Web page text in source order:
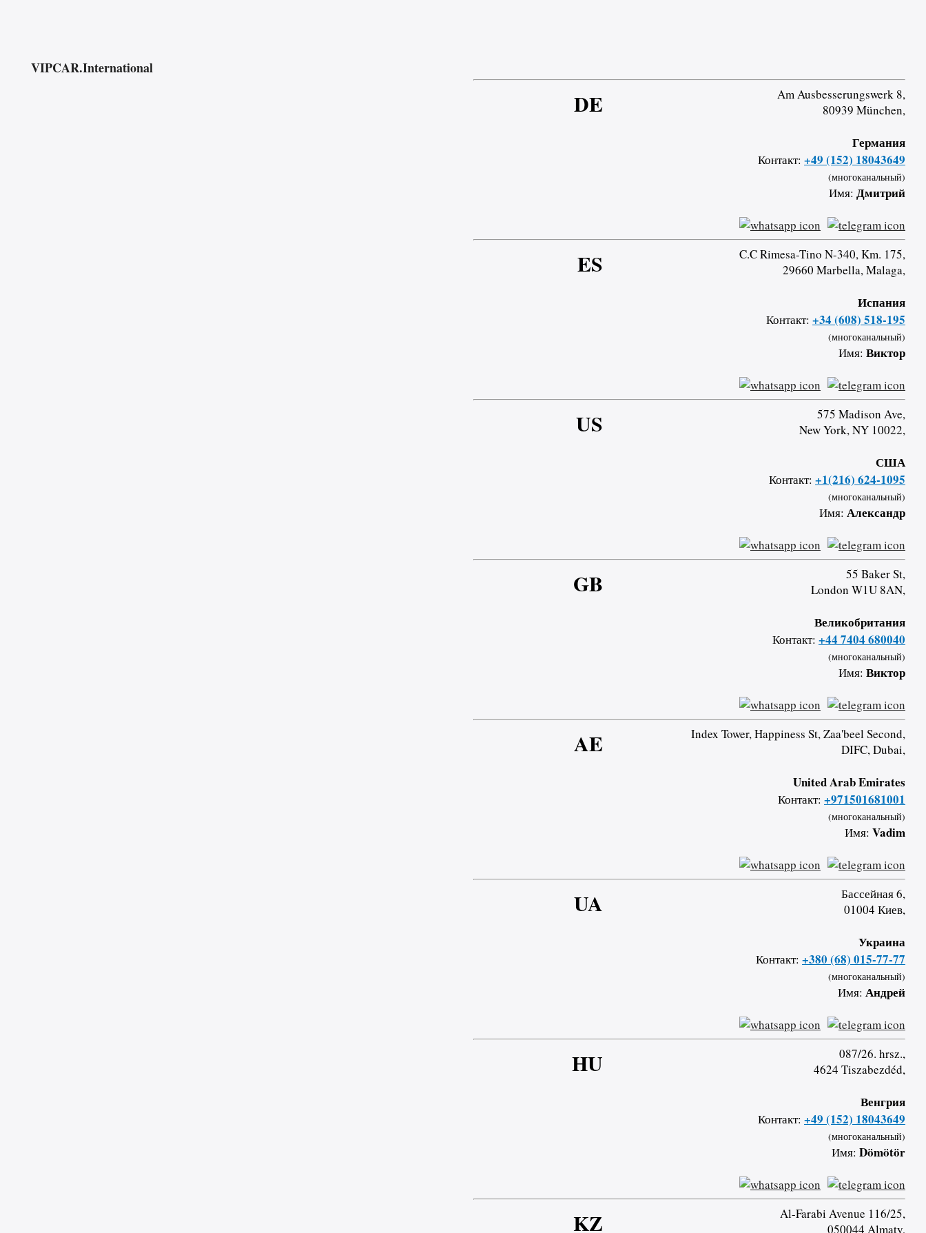
VIPCAR.International
DE
Am Ausbesserungswerk 8,
80939 München,
Германия
Контакт: +49 (152) 18043649
(многоканальный)
Имя: Дмитрий
ES
C.C Rimesa-Tino N-340, Km. 175,
29660 Marbella, Malaga,
Испания
Контакт: +34 (608) 518-195
(многоканальный)
Имя: Виктор
US
575 Madison Ave,
New York, NY 10022,
США
Контакт: +1(216) 624-1095
(многоканальный)
Имя: Александр
GB
55 Baker St,
London W1U 8AN,
Великобритания
Контакт: +44 7404 680040
(многоканальный)
Имя: Виктор
AE
Index Tower, Happiness St, Zaa'beel Second,
DIFC, Dubai,
United Arab Emirates
Контакт: +971501681001
(многоканальный)
Имя: Vadim
UA
Бассейная 6,
01004 Киев,
Украина
Контакт: +380 (68) 015-77-77
(многоканальный)
Имя: Андрей
HU
087/26. hrsz.,
4624 Tiszabezdéd,
Венгрия
Контакт: +49 (152) 18043649
(многоканальный)
Имя: Dömötör
KZ
Al-Farabi Avenue 116/25,
050044 Almaty,